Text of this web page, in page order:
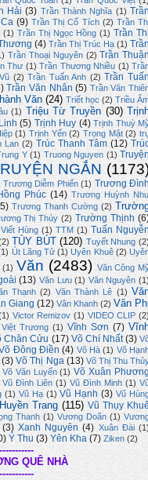
Hải (3) Trần Thành Nghĩa (1)
(9) Trần Thị Cổ Tích (2) Trần
(1) Trần Thị Ngọc Hồng (1) Trần
(4) Trần Thị Trúc Hạ (1)
Trần Thoại Nguyên (2) Trần
Thư (1) Trần Thương Nhiều (1)
(2) Trần Tuấn Anh (2) Trần
Trần Văn Nhân (5) Trần Văn
Văn (24) Triết học (2) Triều
(1) Triệu Từ Truyền (30)
(5) Trịnh Huy (4) Trịnh Thuỳ
(1) Trịnh Yến (2) Trọng Mật (2)
Lan (2) Trúc Thanh Tâm (12)
Y (1) Truong Nguyen (1)
NGẮN
Trương Diễm Phiến (1) Trương
Phúc (14) Trương Huỳnh
Trương Thanh Cường (2)
Thị Thúy (2) Trường Thịnh
Hùng (1) TTM (1) Tuấn
TÙY BÚT (120) Tuyết Nhung
Út Lãng Tử (1) Uyên Khuê (2)
(1) Văn (2483) Văn Công
(13) Văn Lưu (1) Văn Nguyên
Thạnh (2) Văn Thành Lê (1)
Giang (12) Vân Khanh (2) Vân
Victor Remizov (1) VIDEO CLIP
Việt Trương (1) Vĩnh Sơn (7)
Chân Cửu (17) Võ Chí Nhất (3)
Đông Điền (4) Võ Hà (1) Võ
(3) Võ Thị Nga (13) Võ Thị Thu
Võ Văn Luyến (1) Võ Xuân
Vũ Đình Liên (1) Vũ Đình Minh (1)
(1) Vũ Hạ (1) Vũ Hạnh (3) Vũ
Trang (115) Vũ Thụy
Thanh (1) Vương Doãn (1)
(3) Xanh Nguyên (4) Xuân Đài
Ý Thu (3) Yên Kha (7) Ziken (2)
QUÊ NHÀ